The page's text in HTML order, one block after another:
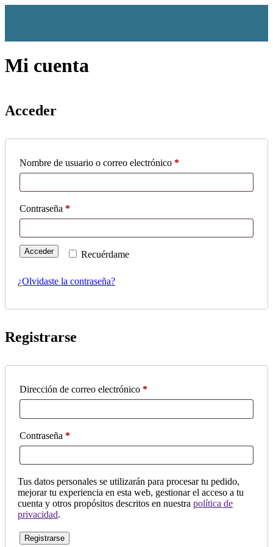
Mi cuenta
Acceder
Nombre de usuario o correo electrónico *
Contraseña *
Recuérdame
Acceder
¿Olvidaste la contraseña?
Registrarse
Dirección de correo electrónico *
Contraseña *
Tus datos personales se utilizarán para procesar tu pedido,
mejorar tu experiencia en esta web, gestionar el acceso a tu
cuenta y otros propósitos descritos en nuestra política de
privacidad.
Registrarse